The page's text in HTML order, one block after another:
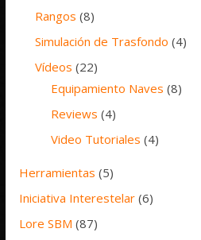
Rangos (8)
Simulación de Trasfondo (4)
Vídeos (22)
Equipamiento Naves (8)
Reviews (4)
Video Tutoriales (4)
Herramientas (5)
Iniciativa Interestelar (6)
Lore SBM (87)